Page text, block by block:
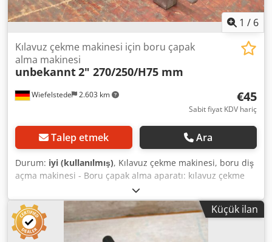
1 / 6
Wiefelstede 2.603 km
Kılavuz çekme makinesi için boru çapak
alma makinesi
unbekannt2" 270/250/H75 mm
€45
Sabit fiyat KDV hariç
Talep etmek Ara
Durum: iyi (kullanılmış), Kılavuz çekme makinesi, boru diş
açma makinesi - Boru çapak alma aparatı: kılavuz çekme
makinesi için - Boru boyutu: iç çapı Ø 58 mm'ye kadar
Dkodpjwyu Hfefx Af Hsr - Ölçüler: fotoğraflara bakınız - Dış
ölçüler: 270/250/Y75 mm - Ağırlık: 2,7 kg
Küçük ilan